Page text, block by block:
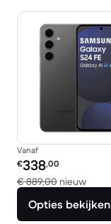
Vanaf
Refurbished prijs:
€338,00
€ 889,00 nieuw
Opties bekijken